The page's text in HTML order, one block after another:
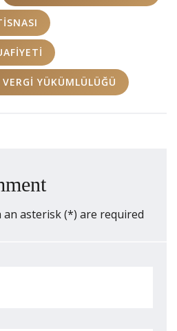
YÜKÜMLÜLÜĞÜ
an asterisk (*) are required